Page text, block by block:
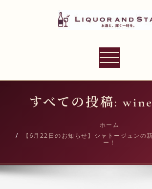
プ
LIQUOR AND STAR
ナ
ー
ョ
ン
り
すべての投稿:
ホーム
【6月22日のお知らせ】シャトージュンの
ー！